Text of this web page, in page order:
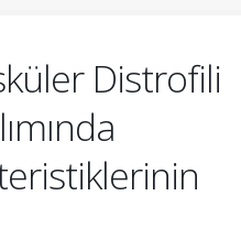
Distrofili